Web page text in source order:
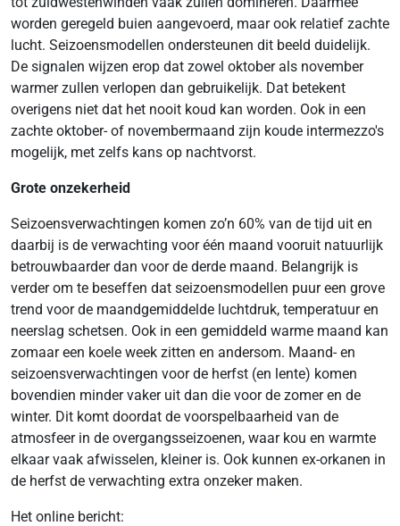
worden geregeld buien aangevoerd, maar ook relatief zachte
lucht. Seizoensmodellen ondersteunen dit beeld duidelijk.
De signalen wijzen erop dat zowel oktober als november
warmer zullen verlopen dan gebruikelijk. Dat betekent
overigens niet dat het nooit koud kan worden. Ook in een
zachte oktober- of novembermaand zijn koude intermezzo's
mogelijk, met zelfs kans op nachtvorst.
Grote onzekerheid
Seizoensverwachtingen komen zo’n 60% van de tijd uit en
daarbij is de verwachting voor één maand vooruit natuurlijk
betrouwbaarder dan voor de derde maand. Belangrijk is
verder om te beseffen dat seizoensmodellen puur een grove
trend voor de maandgemiddelde luchtdruk, temperatuur en
neerslag schetsen. Ook in een gemiddeld warme maand kan
zomaar een koele week zitten en andersom. Maand- en
seizoensverwachtingen voor de herfst (en lente) komen
bovendien minder vaker uit dan die voor de zomer en de
winter. Dit komt doordat de voorspelbaarheid van de
atmosfeer in de overgangsseizoenen, waar kou en warmte
elkaar vaak afwisselen, kleiner is. Ook kunnen ex-orkanen in
de herfst de verwachting extra onzeker maken.
Het online bericht: